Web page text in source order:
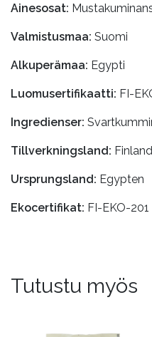
Ainesosat:
Valmistusmaa: Suomi
Alkuperämaa: Egypti
Luomusertifikaatti: FI-
Ingredienser:
Tillverkningsland: Finland
Ursprungsland: Egypten
Ekocertifikat: FI-EKO-201
Tutustu myös